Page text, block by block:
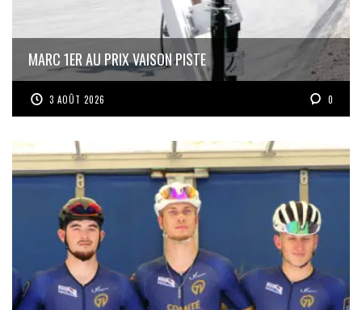
MARC 1ER AU PRIX VAISON PISTE
3 AOÛT 2026 0